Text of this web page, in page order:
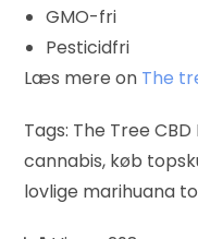
GMO-fri
Pesticidfri
Læs mere on The
Tags: The Tree
cannabis, køb
lovlige marihuana